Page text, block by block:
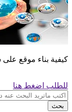
كيفية بناء موقع على
للطلب اضغط هنا
بحث